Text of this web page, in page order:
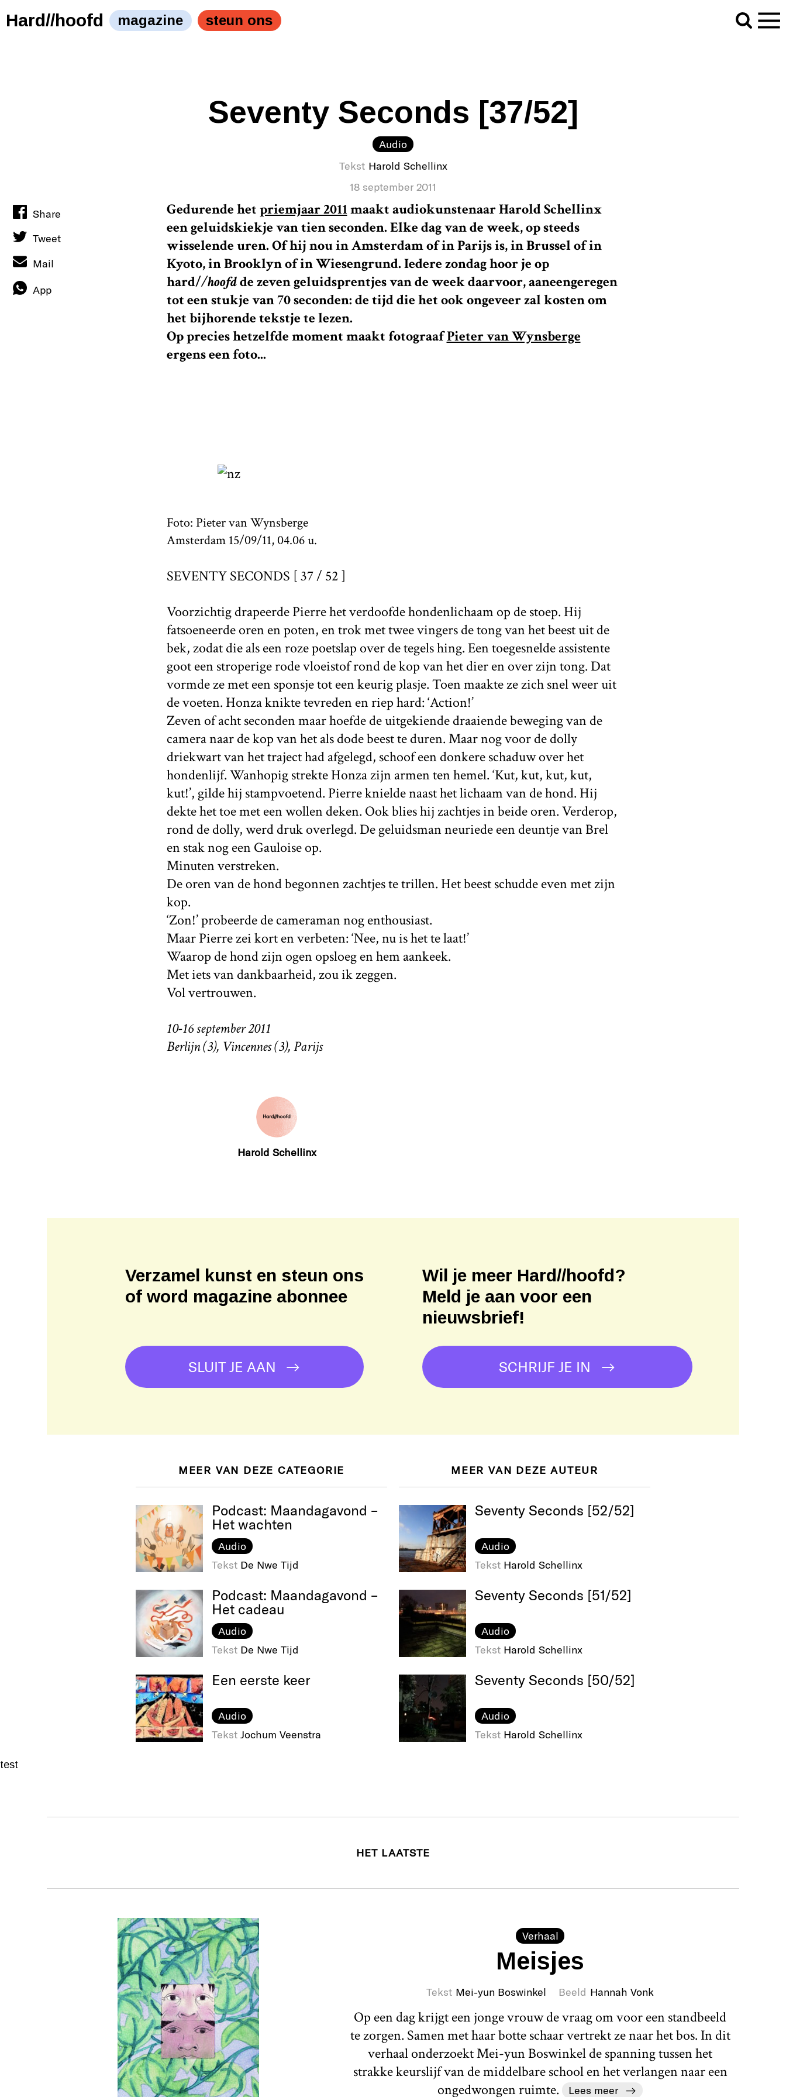
kut!’, gilde hij stampvoetend." />
Hard//hoofd magazine steun ons
Seventy Seconds [37/52]
Audio
Tekst Harold Schellinx
18 september 2011
Gedurende hetpriemjaar 2011maakt audiokunstenaar Harold Schellinx
een geluidskiekje van tien seconden. Elke dag van de week, op steeds
wisselende uren. Of hij nou in Amsterdam of in Parijs is, in Brussel of in
Kyoto, in Brooklyn of in Wiesengrund. Iedere zondag hoor je op
hard//hoofdde zeven geluidsprentjes van de week daarvoor, aaneengeregen
tot een stukje van 70 seconden: de tijd die het ook ongeveer zal kosten om
het bijhorende tekstje te lezen.
Op precies hetzelfde moment maakt fotograafPieter van Wynsberge
ergens een foto...
Foto: Pieter van Wynsberge
Amsterdam 15/09/11, 04.06 u.
SEVENTY SECONDS [ 37 / 52 ]
Voorzichtig drapeerde Pierre het verdoofde hondenlichaam op de stoep. Hij
fatsoeneerde oren en poten, en trok met twee vingers de tong van het beest uit de
bek, zodat die als een roze poetslap over de tegels hing. Een toegesnelde assistente
goot een stroperige rode vloeistof rond de kop van het dier en over zijn tong. Dat
vormde ze met een sponsje tot een keurig plasje. Toen maakte ze zich snel weer uit
de voeten. Honza knikte tevreden en riep hard: ‘Action!’
Zeven of acht seconden maar hoefde de uitgekiende draaiende beweging van de
camera naar de kop van het als dode beest te duren. Maar nog voor de dolly
driekwart van het traject had afgelegd, schoof een donkere schaduw over het
hondenlijf. Wanhopig strekte Honza zijn armen ten hemel. ‘Kut, kut, kut, kut,
kut!’, gilde hij stampvoetend. Pierre knielde naast het lichaam van de hond. Hij
dekte het toe met een wollen deken. Ook blies hij zachtjes in beide oren. Verderop,
rond de dolly, werd druk overlegd. De geluidsman neuriede een deuntje van Brel
en stak nog een Gauloise op.
Minuten verstreken.
De oren van de hond begonnen zachtjes te trillen. Het beest schudde even met zijn
kop.
‘Zon!’ probeerde de cameraman nog enthousiast.
Maar Pierre zei kort en verbeten: ‘Nee, nu is het te laat!’
Waarop de hond zijn ogen opsloeg en hem aankeek.
Met iets van dankbaarheid, zou ik zeggen.
Vol vertrouwen.
10-16 september 2011
Berlijn (3), Vincennes (3), Parijs
Share
Tweet
Mail
App
Harold Schellinx
Verzamel kunst en steun ons
of word magazine abonnee
SLUIT JE AAN
Wil je meer Hard//hoofd?
Meld je aan voor een
nieuwsbrief!
SCHRIJF JE IN
MEER VAN DEZE CATEGORIE
Podcast: Maandagavond –
Het wachten
Audio
Tekst De Nwe Tijd
Podcast: Maandagavond –
Het cadeau
Audio
Tekst De Nwe Tijd
Een eerste keer
Audio
Tekst Jochum Veenstra
MEER VAN DEZE AUTEUR
Seventy Seconds [52/52]
Audio
Tekst Harold Schellinx
Seventy Seconds [51/52]
Audio
Tekst Harold Schellinx
Seventy Seconds [50/52]
Audio
Tekst Harold Schellinx
test
HET LAATSTE
Verhaal
Meisjes
Tekst Mei-yun Boswinkel Beeld Hannah Vonk
Op een dag krijgt een jonge vrouw de vraag om voor een standbeeld
te zorgen. Samen met haar botte schaar vertrekt ze naar het bos. In dit
verhaal onderzoekt Mei-yun Boswinkel de spanning tussen het
strakke keurslijf van de middelbare school en het verlangen naar een
ongedwongen ruimte.
Lees meer